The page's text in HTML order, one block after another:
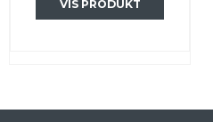
VIS PRODUKT